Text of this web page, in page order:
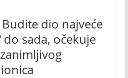
dio najveće
do sada, očekuje